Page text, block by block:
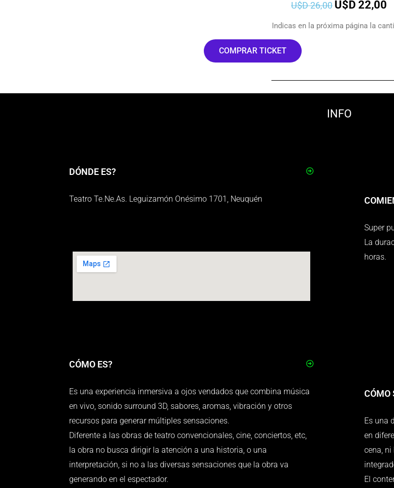
U$D26,00 U$D 22,00
Indicas en la próxima página la
COMPRAR TICKET
INFO
DÓNDE ES?
Teatro Te.Ne.As. Leguizamón Onésimo 1701, Neuquén
Super
La
horas.
CÓMO ES?
Es una experiencia inmersiva a ojos vendados que combina música
en vivo, sonido surround 3D, sabores, aromas, vibración y otros
recursos para generar múltiples sensaciones.
Diferente a las obras de teatro convencionales, cine, conciertos, etc,
la obra no busca dirigir la atención a una historia, o una
interpretación, si no a las diversas sensaciones que la obra va
generando en el espectador.
CÓMO
Es una
en
cena,
El